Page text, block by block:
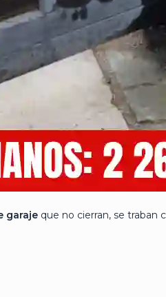
garaje que no cierran, se traban